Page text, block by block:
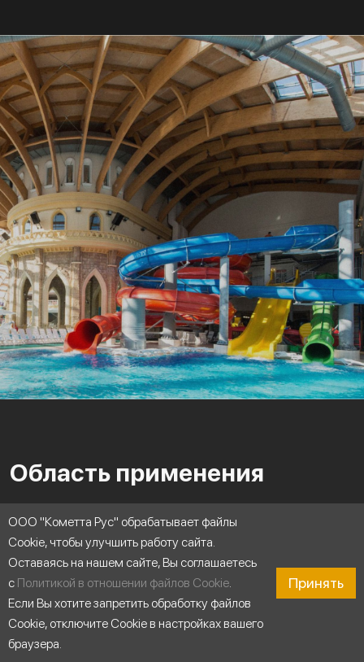
Область применения
ООО "Кометта Рус" обрабатывает файлы
Cookie, чтобы улучшить работу сайта.
Оставаясь на нашем сайте, Вы соглашаетесь
с Политикой в отношении файлов Cookie.
Если Вы хотите запретить обработку файлов
Cookie, отключите Cookie в настройках вашего
браузера.
Принять